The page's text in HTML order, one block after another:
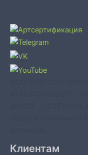
Клиентам